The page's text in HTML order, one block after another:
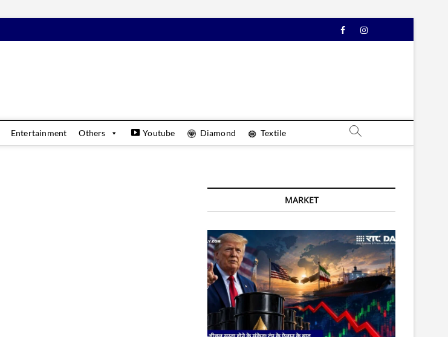
FacebookInstagram
Entertainment Others Youtube Diamond Textile
MARKET